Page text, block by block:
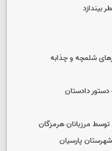
پارسیان